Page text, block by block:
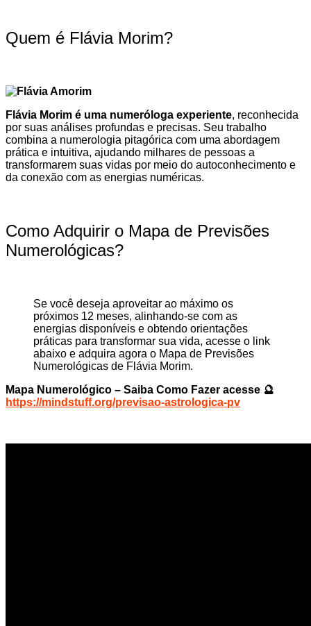
Quem é Flávia Morim?
Flávia Morim é uma numeróloga experiente, reconhecida
por suas análises profundas e precisas. Seu trabalho
combina a numerologia pitagórica com uma abordagem
prática e intuitiva, ajudando milhares de pessoas a
transformarem suas vidas por meio do autoconhecimento e
da conexão com as energias numéricas.
Como Adquirir o Mapa de Previsões
Numerológicas?
Se você deseja aproveitar ao máximo os
próximos 12 meses, alinhando-se com as
energias disponíveis e obtendo orientações
práticas para transformar sua vida, acesse o link
abaixo e adquira agora o Mapa de Previsões
Numerológicas de Flávia Morim.
Mapa Numerológico – Saiba Como Fazer acesse 🔮
https://mindstuff.org/previsao-astrologica-pv